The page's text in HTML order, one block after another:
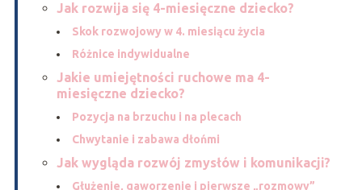
Jak rozwija się 4-miesięczne dziecko?
Skok rozwojowy w 4. miesiącu życia
Różnice indywidualne
Jakie umiejętności ruchowe ma 4-
miesięczne dziecko?
Pozycja na brzuchu i na plecach
Chwytanie i zabawa dłońmi
Jak wygląda rozwój zmysłów i komunikacji?
Głużenie, gaworzenie i pierwsze „rozmowy”